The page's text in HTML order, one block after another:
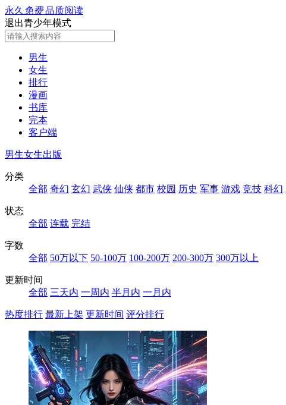
永久 免费品质阅读
退出青少年模式
男生
女生
排行
漫画
书库
完本
客户端
男生女生出版
分类
全部 奇幻 玄幻 武侠 仙侠 都市 校园 历史 军事 游戏 竞技 科幻
状态
全部 连载 完结
字数
全部 50万以下 50-100万 100-200万 200-300万 300万以上
更新时间
全部 三天内 一周内 半月内 一月内
热度排行 最新上架 更新时间 评分排行